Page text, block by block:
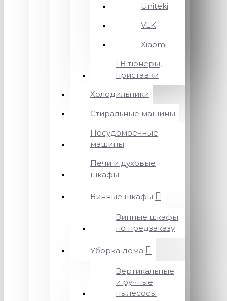
Uniteki
VLK
Xiaomi
ТВ тюнеры,
приставки
Холодильники
Стиральные машины
Посудомоечные
машины
Печи и духовые
шкафы
Винные шкафы
Винные шкафы
по предзаказу
Уборка дома
Вертикальные
и ручные
пылесосы